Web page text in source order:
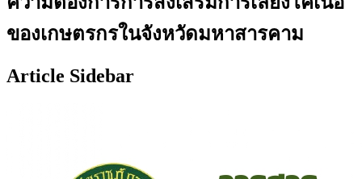
ของเกษตรกรในจังหวัดมหาสารคาม
Article Sidebar